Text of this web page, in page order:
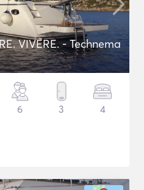
VIVERE. - Technema
6 3 4